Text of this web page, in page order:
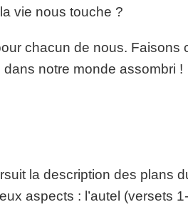
vie nous touche ?
chacun de nous. Faisons
notre monde assombri !
la description des plans
aspects : l’autel (versets